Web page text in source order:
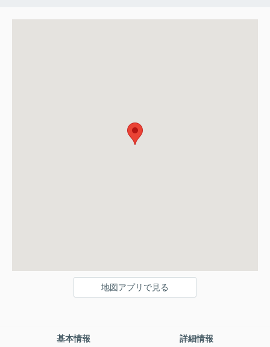
地図アプリで見る
基本情報 詳細情報